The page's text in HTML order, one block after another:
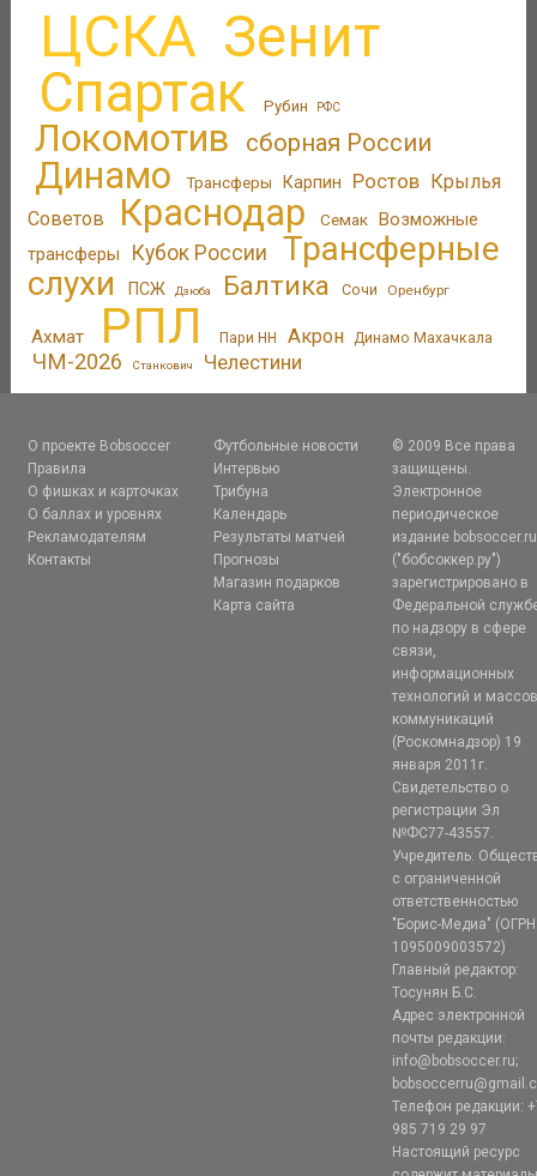
ЦСКА Зенит
Спартак Рубин РФС
Локомотив сборная России
Динамо Трансферы Карпин Ростов Крылья
Советов
Краснодар Семак Возможные
трансферы
Кубок России
Трансферные
слухи
ПСЖ Дзюба Балтика Сочи Оренбург
Ахмат РПЛ Пари НН Акрон Динамо Махачкала
ЧМ-2026 Станкович Челестини
О проекте Bobsoccer
Правила
О фишках и карточках
О баллах и уровнях
Рекламодателям
Контакты
Футбольные новости
Интервью
Трибуна
Календарь
Результаты матчей
Прогнозы
Магазин подарков
Карта сайта
© 2009 Все права
защищены.
Электронное
периодическое
издание bobsoccer.ru
("бобсоккер.ру")
зарегистрировано в
Федеральной
по надзору в сфере
связи,
информационных
технологий и
коммуникаций
(Роскомнадзор) 19
января 2011г.
Свидетельство о
регистрации Эл
№ФС77-43557.
Учредитель:
с ограниченной
ответственностью
"Борис-Медиа" (ОГРН
1095009003572)
Главный редактор:
Тосунян Б.С.
Адрес электронной
почты редакции:
info@bobsoccer.ru;
Телефон редакции:
985 719 29 97
Настоящий ресурс